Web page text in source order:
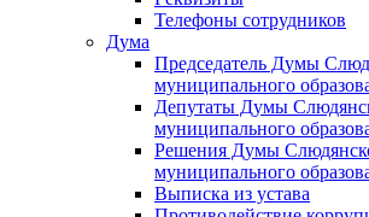
Телефоны сотрудников
Дума
Председатель Думы
муниципального
Депутаты Думы
муниципального
Решения Думы
муниципального
Выписка из устава